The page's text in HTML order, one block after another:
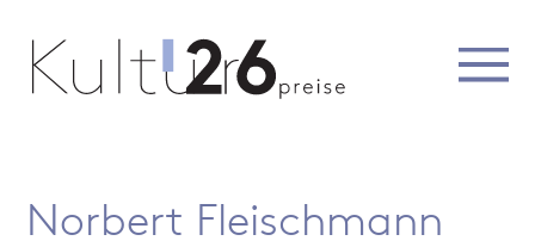
Norbert Fleischmann